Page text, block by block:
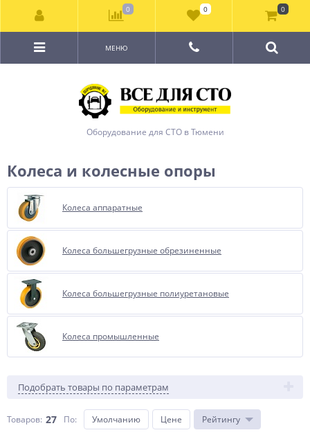
Оборудование для СТО в Тюмени
МЕНЮ
Колеса и колесные опоры
Колеса аппаратные
Колеса большегрузные обрезиненные
Колеса большегрузные полиуретановые
Колеса промышленные
Подобрать товары по параметрам
Товаров: 27 По: Умолчанию Цене Рейтингу
0 0 0